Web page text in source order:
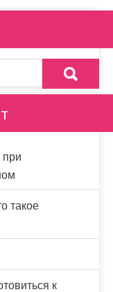
при
такое
к